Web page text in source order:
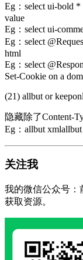
Eg：select ui-bold
value
Eg：select ui-
Eg：select
html
Eg：select
Set-Cookie on a
(21) allbut or
隐藏除了Content-
Eg：allbut xmlallbut
关注我
我的微信公众号：
获取资源。